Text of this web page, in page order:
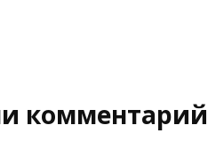
комментарий